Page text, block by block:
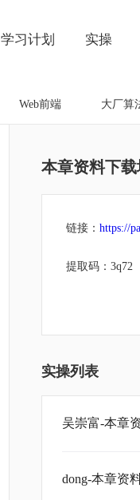
学习计划 实操
Web前端 大厂算
本章资料下
链接： https://
提取码：3q72
实操列表
吴崇富-本章
dong-本章资